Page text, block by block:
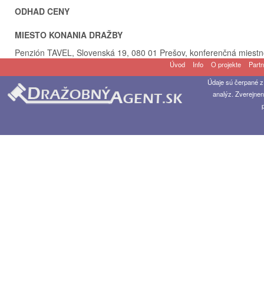
ODHAD CENY
MIESTO KONANIA DRAŽBY
Penzión TAVEL, Slovenská 19, 080 01 Prešov, konferenčná
Úvod Info O projekte
Údaje sú čerpané
analýz.